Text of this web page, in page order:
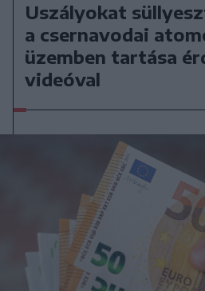
Uszályokat
a csernavodai
üzemben tartása
videóval